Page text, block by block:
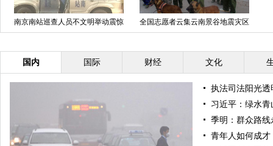
南京南站巡查人员不文明举动震惊
市民
全国志愿者云集云南景谷地震灾区
参加救援
国内 国际 财经 文化
执法司法阳光
习近平：绿水
季明：群众路线
青年人如何成